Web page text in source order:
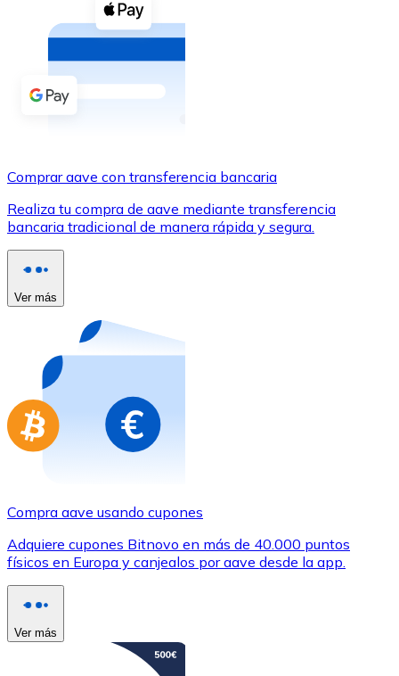
Compra criptomonedas con efectivo en tu tienda más
Comprar con efectivo
Transferencia SEPA
Utiliza tarjetas Visa y Mastercard para comprar
Comprar con tarjeta
Compra tarjetas regalo de tus marcas favoritas con
Ir a la tienda de tarjetas regalo
Comprar aave con transferencia bancaria
Realiza tu compra de aave mediante transferencia
bancaria tradicional de manera rápida y segura.
Ver más
Compra aave usando cupones
Adquiere cupones Bitnovo en más de 40.000 puntos
físicos en Europa y canjealos por aave desde la app.
Ver más